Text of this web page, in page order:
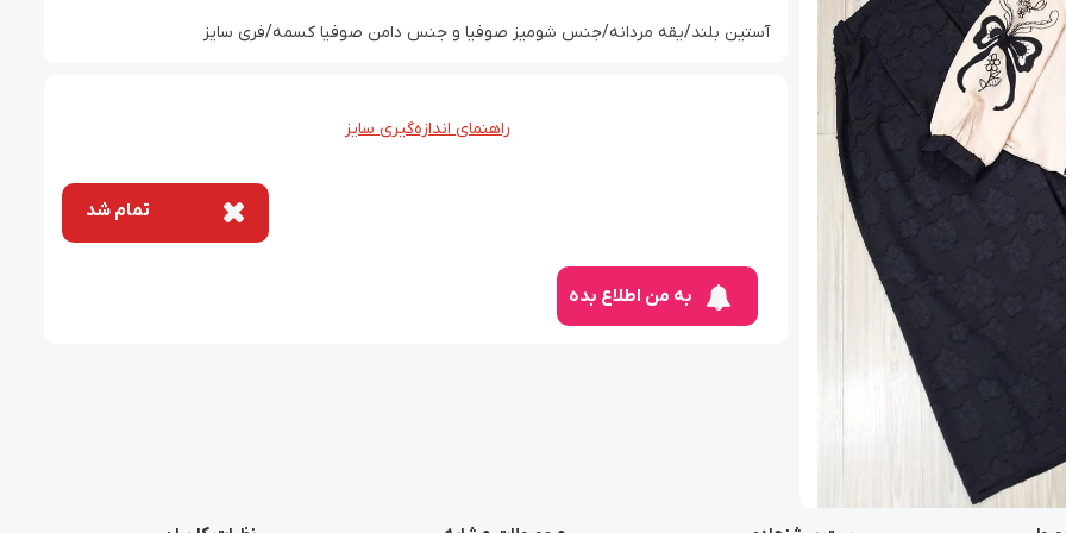
آستین بلند/یقه مردانه/جنس شومیز صوفیا و جنس دامن صوفیا کسمه/فری سایز
راهنمای اندازه‌گیری سایز
تمام شد
به من اطلاع بده